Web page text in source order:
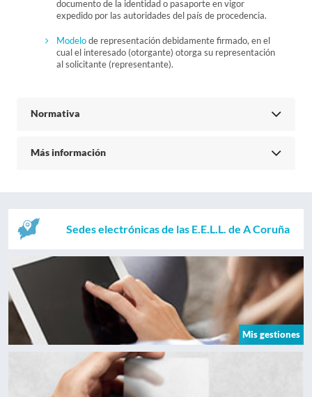
documento de la identidad o pasaporte en vigor
expedido por las autoridades del país de procedencia.
Modelode representación debidamente firmado, en el
cual el interesado (otorgante) otorga su representación
al solicitante (representante).
Normativa
Más información
Sedes electrónicas de las E.E.L.L. de A Coruña
Mis gestiones